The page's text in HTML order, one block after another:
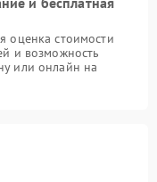
оценка стоимости
и возможность
или онлайн на